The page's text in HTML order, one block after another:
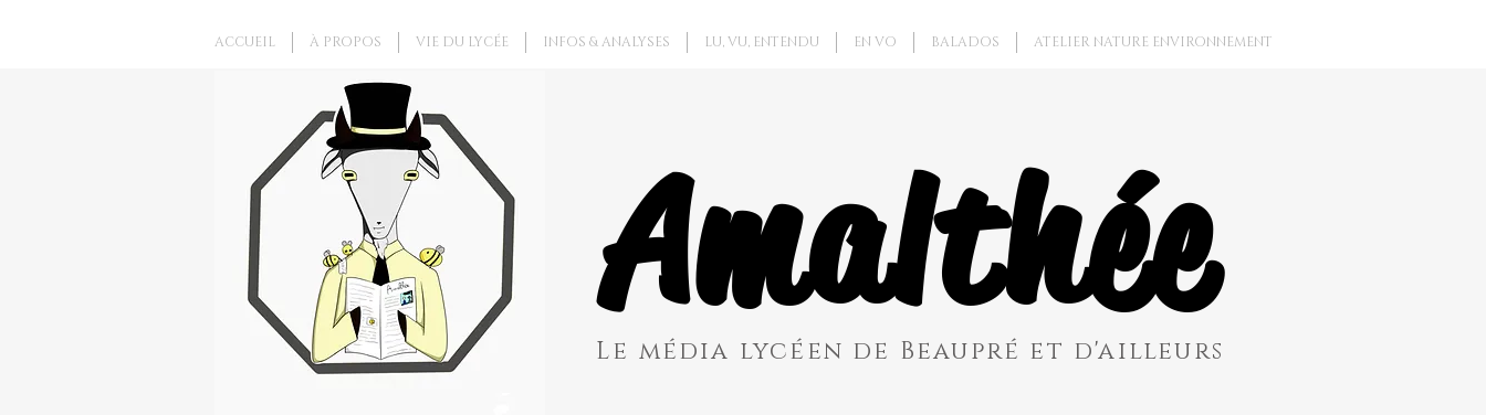
Revenez bientôt
Dès que de
nouveaux posts
seront publiés,
ACCUEIL À PROPOS VIE DU LYCÉE INFOS & ANALYSES LU, VU, ENTENDU EN VO BALADOS ATELIER NATURE ENVIRONNEMENT
Le média lycéen de Beaupré et d'ailleurs
Amalthée